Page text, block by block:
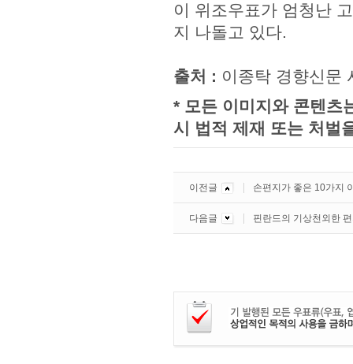
이 위조우표가 엄청난
지 나돌고 있다.
출처 : 이종탁 경향신문
* 모든 이미지와 콘텐츠
시 법적 제재 또는 처벌
이전글 손편지가 좋은 10가지
다음글 핀란드의 기상천외한